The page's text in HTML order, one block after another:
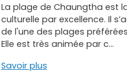
La plage de Chaungtha est
culturelle par excellence. Il
de l'une des plages
Elle est très animée par c...
Savoir plus